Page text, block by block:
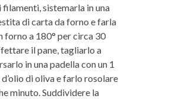
filamenti, sistemarla in una
di carta da forno e farla
forno a 180° per circa 30
il pane, tagliarlo a
in una padella con un 1
di oliva e farlo rosolare
minuto. Suddividere la